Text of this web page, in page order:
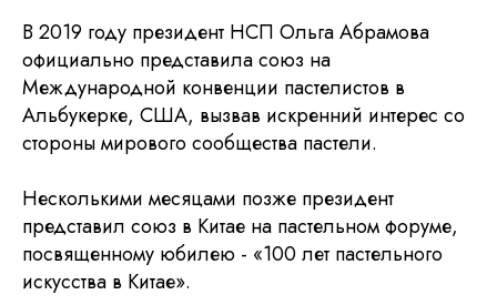
В 2019 году президент НСП Ольга Абрамова
официально представила союз на
Международной конвенции пастелистов в
Альбукерке, США, вызвав искренний интерес со
стороны мирового сообщества пастели.
Несколькими месяцами позже президент
представил союз в Китае на пастельном форуме,
посвященному юбилею - «100 лет пастельного
искусства в Китае».
Подпишитесь на новости